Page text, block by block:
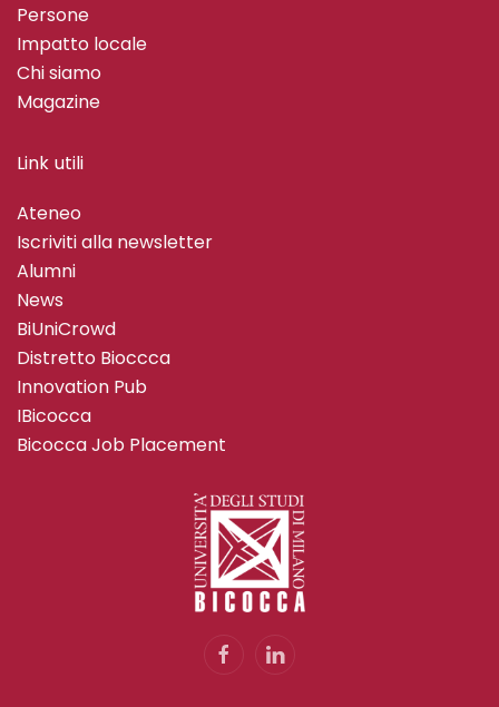
Persone
Impatto locale
Chi siamo
Magazine
Link utili
Ateneo
Iscriviti alla newsletter
Alumni
News
BiUniCrowd
Distretto Bioccca
Innovation Pub
IBicocca
Bicocca Job Placement